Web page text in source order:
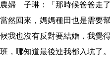
農婦 子琳：「那時候爸爸走
當然回來，媽媽種田也是需要
候我也沒有反對要結婚，我覺
班，哪知道最後連我都入坑了。